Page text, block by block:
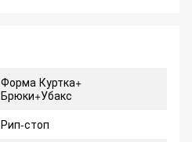
Форма Куртка+
Брюки+Убакс
Рип-стоп